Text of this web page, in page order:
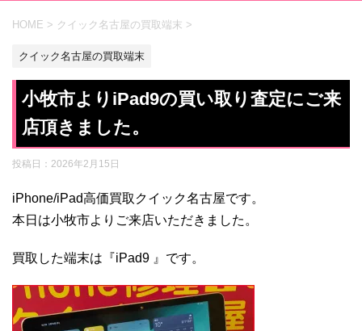
HOME > クイック名古屋の買取端末 >
クイック名古屋の買取端末
小牧市よりiPad9の買い取り査定にご来
店頂きました。
投稿日： 2026年2月15日
iPhone/iPad高価買取クイック名古屋です。
本日は小牧市よりご来店いただきました。
買取した端末は『iPad9 』です。